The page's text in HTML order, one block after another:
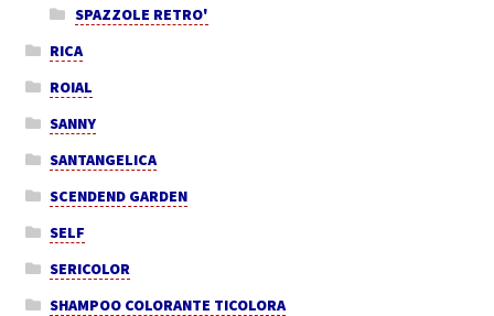
SPAZZOLE RETRO'
RICA
ROIAL
SANNY
SANTANGELICA
SCENDEND GARDEN
SELF
SERICOLOR
SHAMPOO COLORANTE TICOLORA